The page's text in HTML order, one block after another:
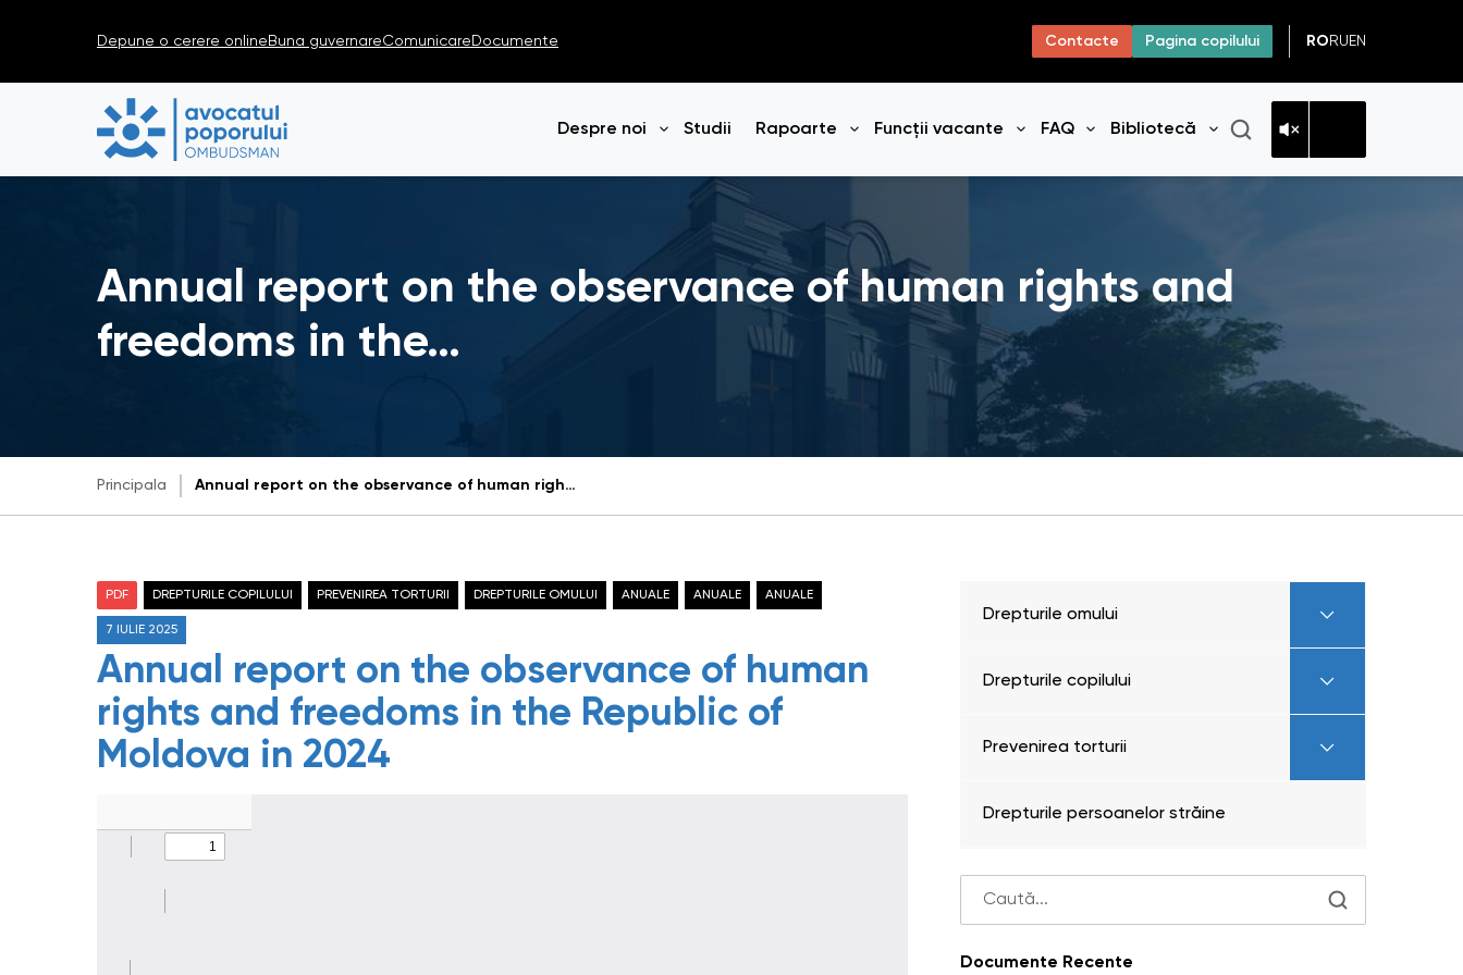
Depune o cerere online Buna guvernareComunicare Documente Contacte Pagina copilului RO RU EN
Despre noi
Deschide meniul
Studii Rapoarte
Deschide meniul
Funcții vacante FAQ
Deschide meniul
Bibliotecă
Deschide meniul
Annual report on the observance of human rights and
freedoms in the…
Principala Annual report on the observance of human rights and freedoms in the Republic of Moldova in 2024
PDF DREPTURILE COPILULUI PREVENIREA TORTURII DREPTURILE OMULUI ANUALE ANUALE ANUALE
7 IULIE 2025
Annual report on the observance of human
rights and freedoms in the Republic of
Moldova in 2024
Drepturile omului
Drepturile copilului
Prevenirea torturii
Drepturile persoanelor străine
Documente Recente